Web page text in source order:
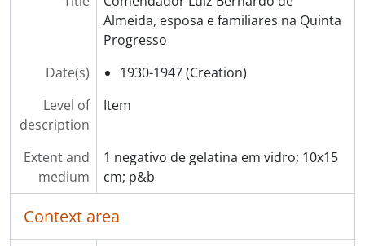
Almeida, esposa e familiares na Quinta
Progresso
Date(s)
1930-1947 (Creation)
Level of
description
Item
Extent and
medium
1 negativo de gelatina em vidro; 10x15
cm; p&b
Context area